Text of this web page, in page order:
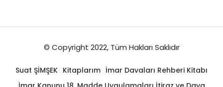
© Copyright 2022, Tüm Hakları Saklıdır
Suat ŞİMŞEK Kitaplarım İmar Davaları Rehberi Kitabı